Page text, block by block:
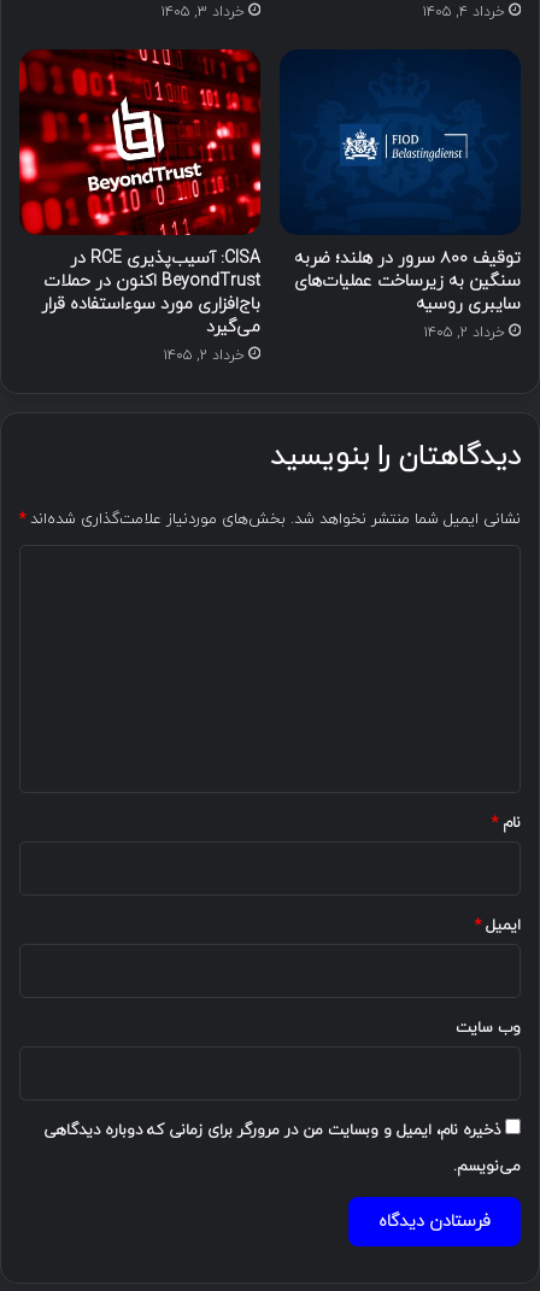
خرداد ۴, ۱۴۰۵ خرداد ۳, ۱۴۰۵
توقیف ۸۰۰ سرور در هلند؛ ضربه
سنگین به زیرساخت عملیات‌های
سایبری روسیه
خرداد ۲, ۱۴۰۵
CISA: آسیب‌پذیری RCE در
BeyondTrust اکنون در حملات
باج‌افزاری مورد سوءاستفاده قرار
می‌گیرد
خرداد ۲, ۱۴۰۵
دیدگاهتان را بنویسید
نشانی ایمیل شما منتشر نخواهد شد. بخش‌های موردنیاز علامت‌گذاری شده‌اند*
نام*
ایمیل*
وب‌ سایت
ذخیره نام، ایمیل و وبسایت من در مرورگر برای زمانی که دوباره دیدگاهی
می‌نویسم.